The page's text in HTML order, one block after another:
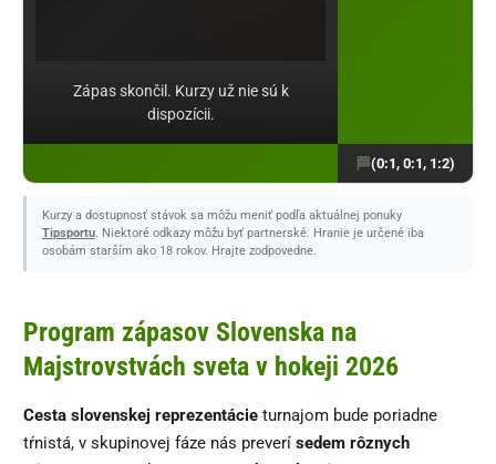
(0:1, 0:1, 1:2)
Zápas skončil. Kurzy už nie sú k
dispozícii.
Kurzy a dostupnosť stávok sa môžu meniť podľa aktuálnej ponuky
Tipsportu. Niektoré odkazy môžu byť partnerské. Hranie je určené iba
osobám starším ako 18 rokov. Hrajte zodpovedne.
Program zápasov Slovenska na
Majstrovstvách sveta v hokeji 2026
Cesta slovenskej reprezentácie turnajom bude poriadne
tŕnistá, v skupinovej fáze nás preverí sedem rôznych